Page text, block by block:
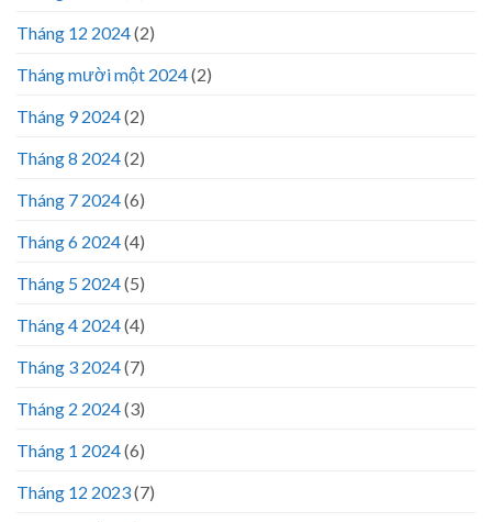
Tháng 12 2024(2)
Tháng mười một 2024(2)
Tháng 9 2024(2)
Tháng 8 2024(2)
Tháng 7 2024(6)
Tháng 6 2024(4)
Tháng 5 2024(5)
Tháng 4 2024(4)
Tháng 3 2024(7)
Tháng 2 2024(3)
Tháng 1 2024(6)
Tháng 12 2023(7)